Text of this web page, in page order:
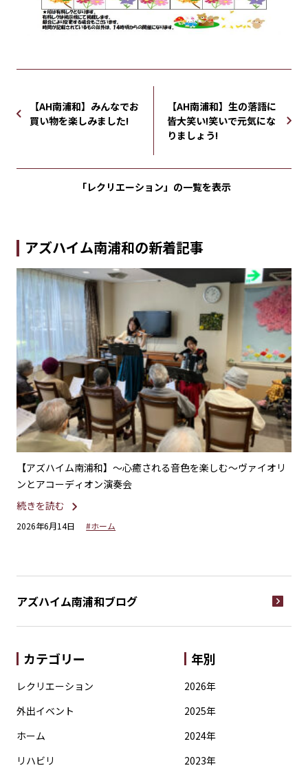
【AH南浦和】みんなでお
買い物を楽しみました!
【AH南浦和】生の落語に
皆大笑い!笑いで元気にな
りましょう!
「レクリエーション」の一覧を表示
アズハイム南浦和の新着記事
【アズハイム南浦和】〜心癒される音色を楽しむ〜ヴァイオリ
ンとアコーディオン演奏会
続きを読む
2026年6月14日 #ホーム
アズハイム南浦和ブログ
カテゴリー
レクリエーション
外出イベント
ホーム
リハビリ
年別
2026年
2025年
2024年
2023年